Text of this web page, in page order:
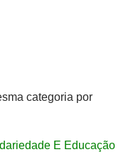
categoria por
E Educação